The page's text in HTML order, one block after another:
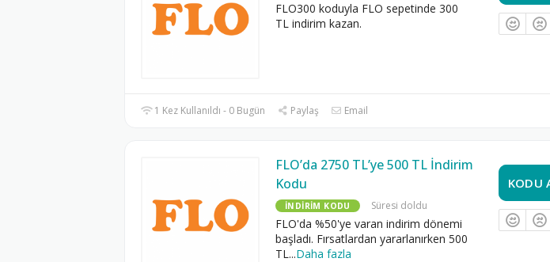
FLO300 koduyla FLO sepetinde 300
TL indirim kazan.
1 Kez Kullanıldı - 0 Bugün Paylaş Email
FLO’da 2750 TL’ye 500 TL İndirim
Kodu
İNDIRIM KODU Süresi doldu
FLO'da %50'ye varan indirim dönemi
başladı. Fırsatlardan yararlanırken 500
TL...Daha fazla
KODU